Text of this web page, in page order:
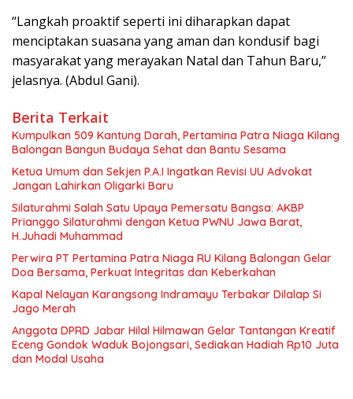
“Langkah proaktif seperti ini diharapkan dapat
menciptakan suasana yang aman dan kondusif bagi
masyarakat yang merayakan Natal dan Tahun Baru,”
jelasnya. (Abdul Gani).
Berita Terkait
Kumpulkan 509 Kantung Darah, Pertamina Patra Niaga Kilang
Balongan Bangun Budaya Sehat dan Bantu Sesama
Ketua Umum dan Sekjen P.A.I Ingatkan Revisi UU Advokat
Jangan Lahirkan Oligarki Baru
Silaturahmi Salah Satu Upaya Pemersatu Bangsa: AKBP
Prianggo Silaturahmi dengan Ketua PWNU Jawa Barat,
H.Juhadi Muhammad
Perwira PT Pertamina Patra Niaga RU Kilang Balongan Gelar
Doa Bersama, Perkuat Integritas dan Keberkahan
Kapal Nelayan Karangsong Indramayu Terbakar Dilalap Si
Jago Merah
Anggota DPRD Jabar Hilal Hilmawan Gelar Tantangan Kreatif
Eceng Gondok Waduk Bojongsari, Sediakan Hadiah Rp10 Juta
dan Modal Usaha